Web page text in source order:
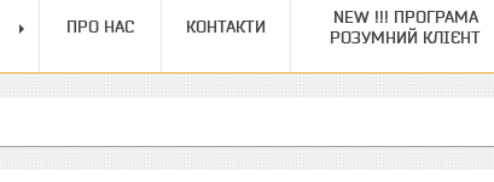
ПРО НАС КОНТАКТИ
NEW !!! ПРОГРАМА
РОЗУМНИЙ КЛІЄНТ